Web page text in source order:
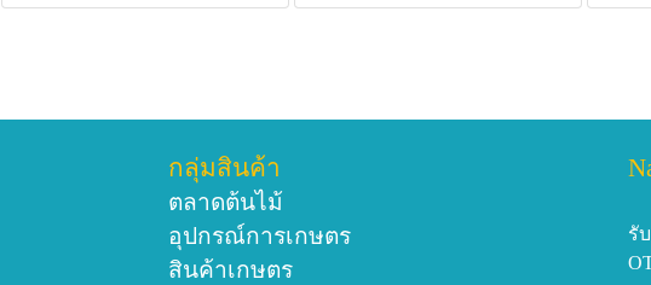
กลุ่มสินค้า
ตลาดต้นไม้
อุปกรณ์การเกษตร
สินค้าเกษตร
รั